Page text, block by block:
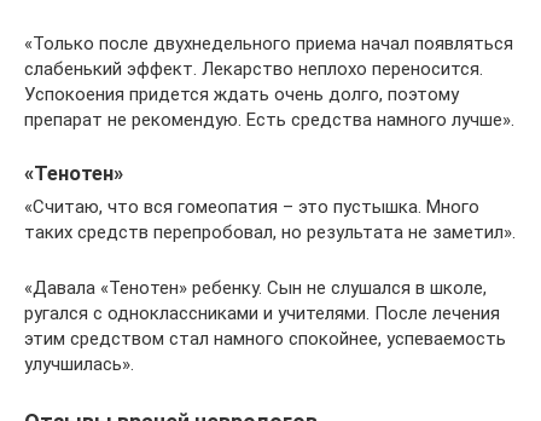
«Только после двухнедельного приема начал появляться
слабенький эффект. Лекарство неплохо переносится.
Успокоения придется ждать очень долго, поэтому
препарат не рекомендую. Есть средства намного лучше».
«Тенотен»
«Считаю, что вся гомеопатия – это пустышка. Много
таких средств перепробовал, но результата не заметил».
«Давала «Тенотен» ребенку. Сын не слушался в школе,
ругался с одноклассниками и учителями. После лечения
этим средством стал намного спокойнее, успеваемость
улучшилась».